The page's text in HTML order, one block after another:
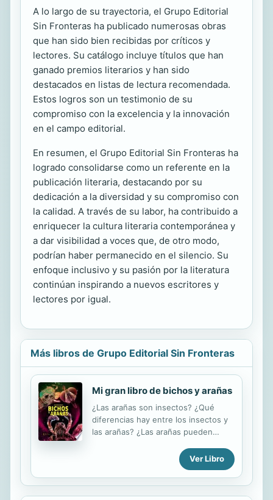
A lo largo de su trayectoria, el Grupo Editorial
Sin Fronteras ha publicado numerosas obras
que han sido bien recibidas por críticos y
lectores. Su catálogo incluye títulos que han
ganado premios literarios y han sido
destacados en listas de lectura recomendada.
Estos logros son un testimonio de su
compromiso con la excelencia y la innovación
en el campo editorial.
En resumen, el Grupo Editorial Sin Fronteras ha
logrado consolidarse como un referente en la
publicación literaria, destacando por su
dedicación a la diversidad y su compromiso con
la calidad. A través de su labor, ha contribuido a
enriquecer la cultura literaria contemporánea y
a dar visibilidad a voces que, de otro modo,
podrían haber permanecido en el silencio. Su
enfoque inclusivo y su pasión por la literatura
continúan inspirando a nuevos escritores y
lectores por igual.
Más libros de Grupo Editorial Sin Fronteras
Mi gran libro de bichos y arañas
¿Las arañas son insectos? ¿Qué
diferencias hay entre los insectos y
las arañas? ¿Las arañas pueden
araña más grande? ¿Cuántas
especies de arañas existen? ¿Todos
los insectos viven en cualquier parte
Ver Libro